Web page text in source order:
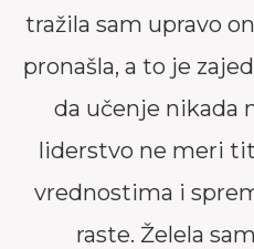
tražila sam upravo
pronašla, a to je
da učenje nikada
liderstvo ne meri
vrednostima i
raste. Želela